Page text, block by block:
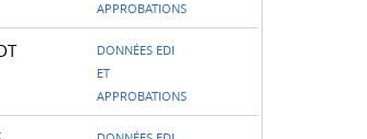
APPROBATIONS
DONNÉES EDI
ET
APPROBATIONS